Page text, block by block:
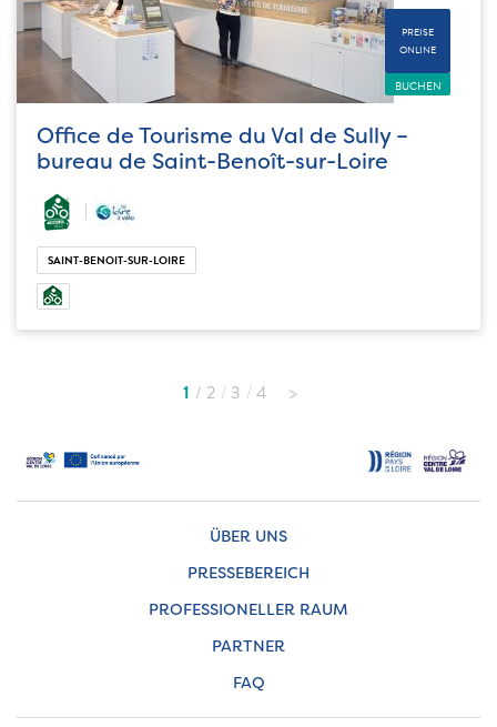
PREISE
ONLINE
BUCHEN
Office de Tourisme du Val de Sully –
bureau de Saint-Benoît-sur-Loire
SAINT-BENOIT-SUR-LOIRE
1 2 3 4
ÜBER UNS
PRESSEBEREICH
PROFESSIONELLER RAUM
PARTNER
FAQ